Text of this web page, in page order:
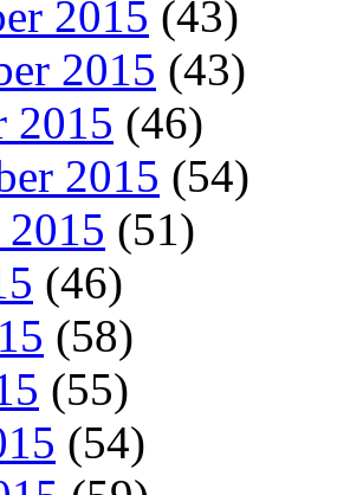
2015 (43)
2015 (43)
2015 (46)
2015 (54)
(51)
(46)
(58)
(55)
(54)